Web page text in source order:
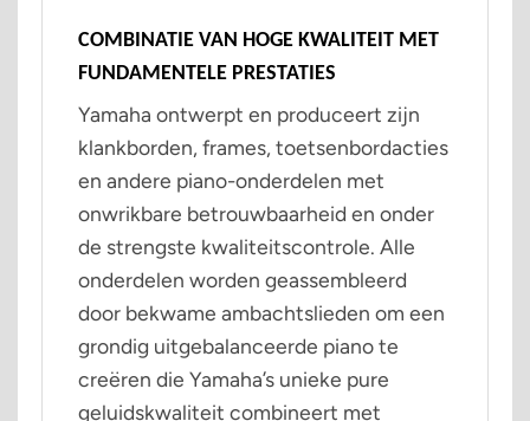
COMBINATIE VAN HOGE KWALITEIT MET
FUNDAMENTELE PRESTATIES
Yamaha ontwerpt en produceert zijn
klankborden, frames, toetsenbordacties
en andere piano-onderdelen met
onwrikbare betrouwbaarheid en onder
de strengste kwaliteitscontrole. Alle
onderdelen worden geassembleerd
door bekwame ambachtslieden om een ​​
grondig uitgebalanceerde piano te
creëren die Yamaha’s unieke pure
geluidskwaliteit combineert met